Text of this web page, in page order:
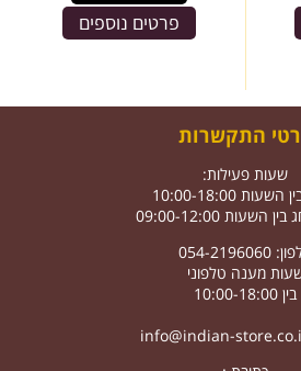
פרטים נוספים
התקשרות
שעות פעילות:
10:00-18:00
השעות 09:00-12:00
054-2196060
מענה טלפוני
בין 10:00-18:00
info@indian-